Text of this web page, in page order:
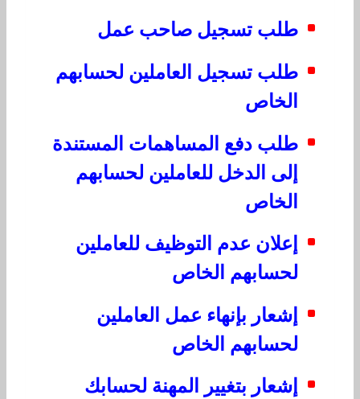
طلب تسجيل صاحب عمل
طلب تسجيل العاملين لحسابهم
الخاص
طلب دفع المساهمات المستندة
إلى الدخل للعاملين لحسابهم
الخاص
إعلان عدم التوظيف للعاملين
لحسابهم الخاص
إشعار بإنهاء عمل العاملين
لحسابهم الخاص
إشعار بتغيير المهنة لحسابك